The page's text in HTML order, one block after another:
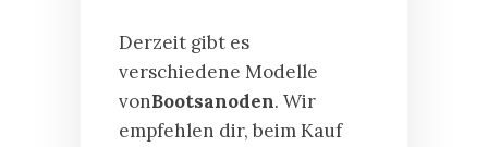
Derzeit gibt es
verschiedene Modelle
vonBootsanoden. Wir
empfehlen dir, beim Kauf